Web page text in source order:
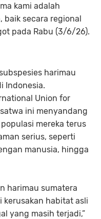
kami adalah
baik secara regional
pada Rabu (3/6/26).
harimau
Indonesia.
Union for
ini menyandang
mereka terus
serius, seperti
manusia, hingga
harimau sumatera
kerusakan habitat asli
yang masih terjadi,”